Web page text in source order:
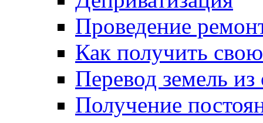
Проведение
Как получить
Перевод земель
Получение